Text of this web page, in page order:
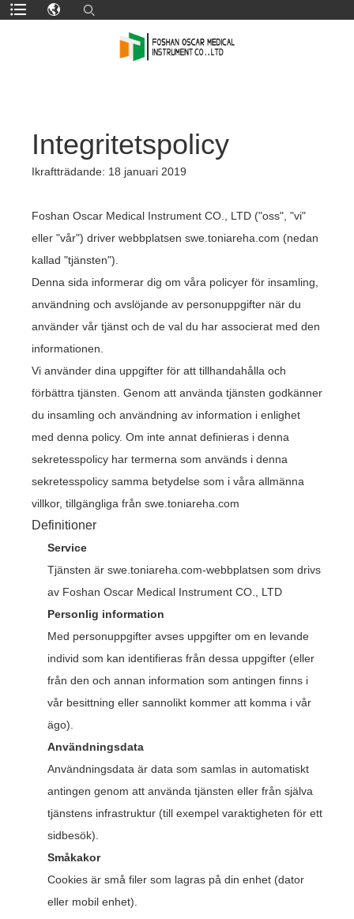
Integritetspolicy
Ikraftträdande: 18 januari 2019
Foshan Oscar Medical Instrument CO., LTD ("oss", "vi"
eller "vår") driver webbplatsen swe.toniareha.com (nedan
kallad "tjänsten").
Denna sida informerar dig om våra policyer för insamling,
användning och avslöjande av personuppgifter när du
använder vår tjänst och de val du har associerat med den
informationen.
Vi använder dina uppgifter för att tillhandahålla och
förbättra tjänsten. Genom att använda tjänsten godkänner
du insamling och användning av information i enlighet
med denna policy. Om inte annat definieras i denna
sekretesspolicy har termerna som används i denna
sekretesspolicy samma betydelse som i våra allmänna
villkor, tillgängliga från swe.toniareha.com
Definitioner
Service
Tjänsten är swe.toniareha.com-webbplatsen som drivs
av Foshan Oscar Medical Instrument CO., LTD
Personlig information
Med personuppgifter avses uppgifter om en levande
individ som kan identifieras från dessa uppgifter (eller
från den och annan information som antingen finns i
vår besittning eller sannolikt kommer att komma i vår
ägo).
Användningsdata
Användningsdata är data som samlas in automatiskt
antingen genom att använda tjänsten eller från själva
tjänstens infrastruktur (till exempel varaktigheten för ett
sidbesök).
Småkakor
Cookies är små filer som lagras på din enhet (dator
eller mobil enhet).